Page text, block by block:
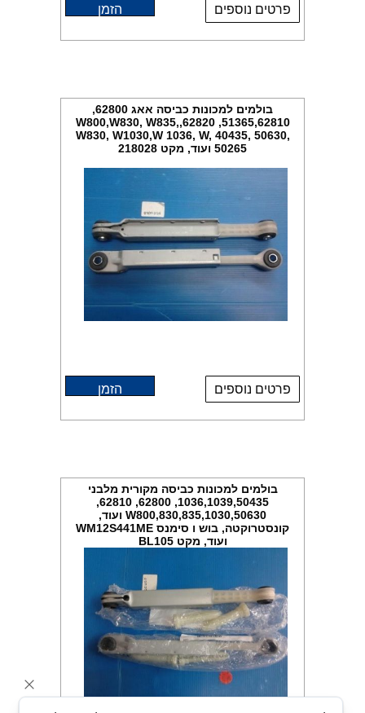
פרטים נוספים הזמן
בולמים למכונות כביסה אאג 62800,
51365,62810, 62820,W800,W830, W835,
W830, W1030,W 1036, W, 40435, 50630,
50265 ועוד, מקט 218028
פרטים נוספים הזמן
בולמים למכונות כביסה מקורית מלבני
1036,1039,50435, 62800, 62810,
W800,830,835,1030,50630 ועוד,
קונסטרוקטה, בוש ו סימנס WM12S441ME
ועוד, מקט BL105